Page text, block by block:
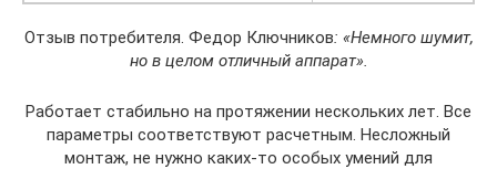
Отзыв потребителя. Федор Ключников: «Немного шумит,
но в целом отличный аппарат».
Работает стабильно на протяжении нескольких лет. Все
параметры соответствуют расчетным. Несложный
монтаж, не нужно каких-то особых умений для